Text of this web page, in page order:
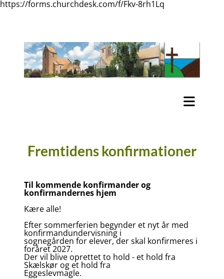
https://forms.churchdesk.com/f/Fkv-8rh1Lq
Fremtidens konfirmationer
Til kommende konfirmander og
konfirmandernes hjem
Kære alle!
Efter sommerferien begynder et nyt år med
konfirmandundervisning i
sognegården for elever, der skal konfirmeres i
foråret 2027.
Der vil blive oprettet to hold - et hold fra
Skælskør og et hold fra
Eggeslevmagle.